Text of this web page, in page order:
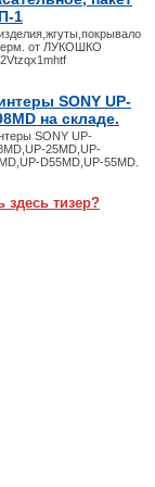
1
от ЛУКОШКО
SONY UP-
на складе.
SONY UP-
25MD,UP-
D55MD,UP-55MD.
здесь тизер?